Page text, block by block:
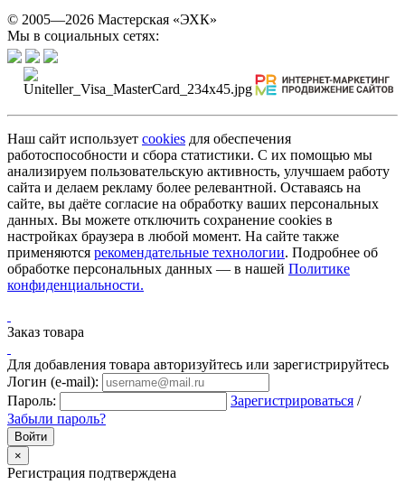
© 2005—2026 Мастерская «ЭХК»
Мы в социальных сетях:
Наш сайт использует cookies для обеспечения
работоспособности и сбора статистики. С их помощью мы
анализируем пользовательскую активность, улучшаем работу
сайта и делаем рекламу более релевантной. Оставаясь на
сайте, вы даёте согласие на обработку ваших персональных
данных. Вы можете отключить сохранение cookies в
настройках браузера в любой момент. На сайте также
применяются рекомендательные технологии. Подробнее об
обработке персональных данных — в нашей Политике
конфиденциальности.
Заказ товара
Для добавления товара авторизуйтесь или зарегистрируйтесь
Логин (e-mail):
Пароль:
Зарегистрироваться /
Забыли пароль?
×
Регистрация подтверждена